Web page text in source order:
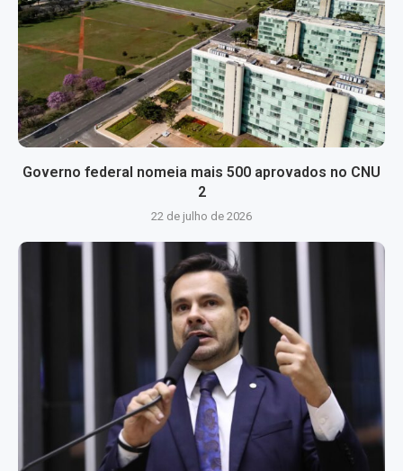
Governo federal nomeia mais 500 aprovados no CNU
2
22 de julho de 2026